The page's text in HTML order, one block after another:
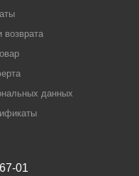
возврата
данных
01